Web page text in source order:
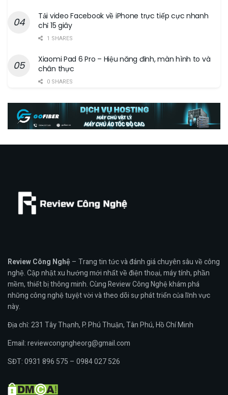
Tải video Facebook về iPhone trực tiếp cực nhanh
chỉ 15 giây
1 SHARES
Xiaomi Pad 6 Pro – Hiệu năng đỉnh, màn hình to và
chân thực
0 SHARES
Review Công Nghệ– Trang tin tức và đánh giá chuyên sâu về công
nghệ. Cập nhật xu hướng mới nhất về điện thoại, máy tính, phần
mềm, thiết bị thông minh. Cùng Review Công Nghệ khám phá
những công nghệ tuyệt vời và theo dõi sự phát triển của lĩnh vực
này.
Địa chỉ: 231 Tây Thạnh, P. Phú Thuận, Tân Phú, Hồ Chí Minh
Email: reviewcongngheorg@gmail.com
SĐT: 0931 896 575 – 0984 027 526